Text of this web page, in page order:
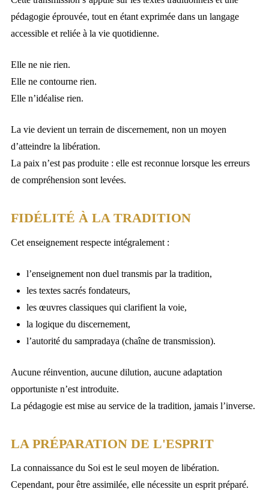
pédagogie éprouvée, tout en étant exprimée dans un langage
accessible et reliée à la vie quotidienne.
Elle ne nie rien.
Elle ne contourne rien.
Elle n’idéalise rien.
La vie devient un terrain de discernement, non un moyen
d’atteindre la libération.
La paix n’est pas produite : elle est reconnue lorsque les erreurs
de compréhension sont levées.
FIDÉLITÉ À LA TRADITION
Cet enseignement respecte intégralement :
l’enseignement non duel transmis par la tradition,
les textes sacrés fondateurs,
les œuvres classiques qui clarifient la voie,
la logique du discernement,
l’autorité du sampradaya (chaîne de transmission).
Aucune réinvention, aucune dilution, aucune adaptation
opportuniste n’est introduite.
La pédagogie est mise au service de la tradition, jamais l’inverse.
LA PRÉPARATION DE L'ESPRIT
La connaissance du Soi est le seul moyen de libération.
Cependant, pour être assimilée, elle nécessite un esprit préparé.